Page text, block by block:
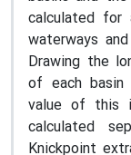
calculated for
waterways
Drawing the
of each basin
value of this
calculated
Knickpoint